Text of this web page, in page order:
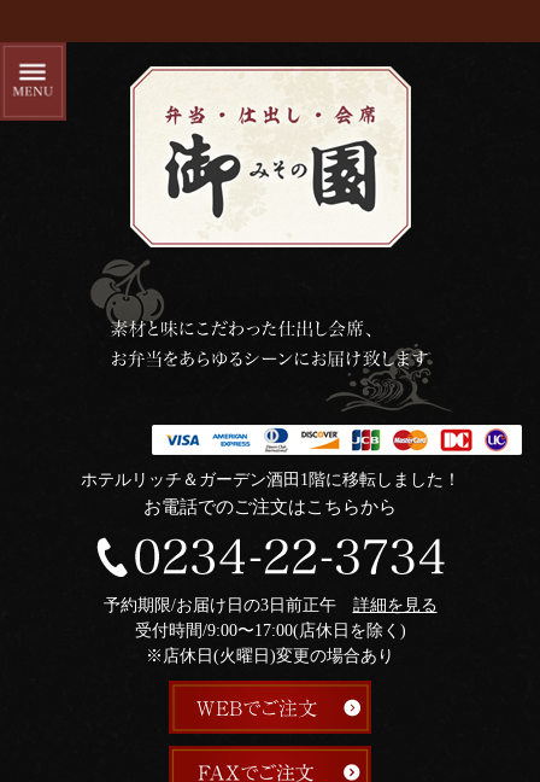
ホテルリッチ＆ガーデン酒田1階に移転しました！
お電話でのご注文はこちらから
予約期限/お届け日の3日前正午 詳細を見る
受付時間/9:00〜17:00(店休日を除く)
※店休日(火曜日)変更の場合あり